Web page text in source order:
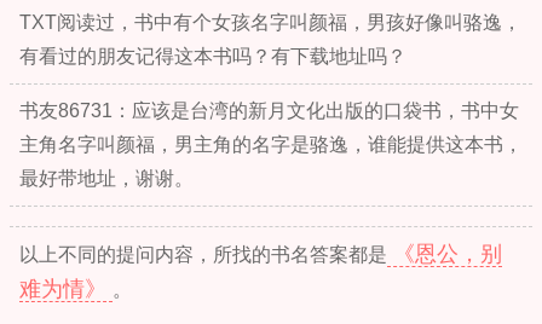
TXT阅读过，书中有个女孩名字叫颜福，男孩好像叫骆逸，
有看过的朋友记得这本书吗？有下载地址吗？
书友86731：应该是台湾的新月文化出版的口袋书，书中女
主角名字叫颜福，男主角的名字是骆逸，谁能提供这本书，
最好带地址，谢谢。
以上不同的提问内容，所找的书名答案都是
《恩公，别
难为情》
。